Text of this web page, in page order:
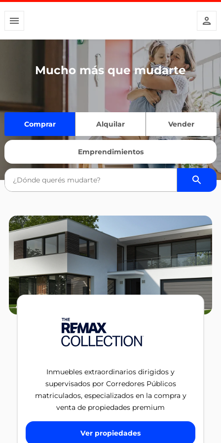
Mucho más que mudarte
Comprar Alquilar Vender
Emprendimientos
Inmuebles extraordinarios dirigidos y
supervisados por Corredores Públicos
matriculados, especializados en la compra y
venta de propiedades premium
Ver propiedades